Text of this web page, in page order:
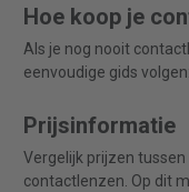
Hoe koop je
Als je nog nooit
eenvoudige gids volgen:
Prijsinformatie
Vergelijk prijzen
contactlenzen. Op dit